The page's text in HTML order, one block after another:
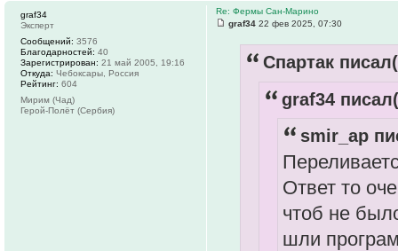
Re: Фермы Сан-Марино
graf34 22 фев 2025, 07:30
Спартак
graf34
smir_ap
Ответ то
чтоб не
шли
graf34
Эксперт
Сообщений: 3576
Благодарностей: 40
Зарегистрирован: 21 май 2005, 19:16
Откуда: Чебоксары, Россия
Рейтинг: 604
Мирим (Чад)
Герой-Полёт (Сербия)